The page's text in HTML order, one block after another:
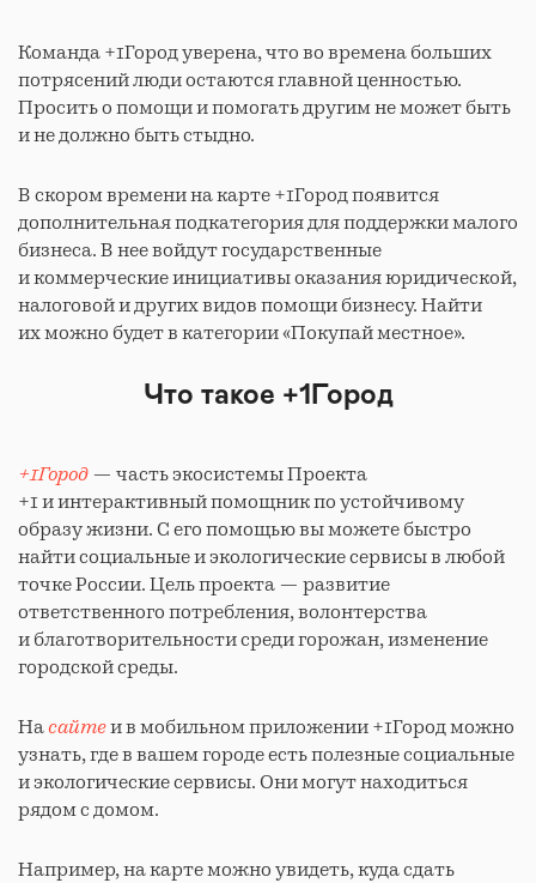
Команда +1Город уверена, что во времена больших
потрясений люди остаются главной ценностью.
Просить о помощи и помогать другим не может быть
и не должно быть стыдно.
В скором времени на карте +1Город появится
дополнительная подкатегория для поддержки малого
бизнеса. В нее войдут государственные
и коммерческие инициативы оказания юридической,
налоговой и других видов помощи бизнесу. Найти
их можно будет в категории «Покупай местное».
Что такое +1Город
+1Город — часть экосистемы Проекта
+1 и интерактивный помощник по устойчивому
образу жизни. С его помощью вы можете быстро
найти социальные и экологические сервисы в любой
точке России. Цель проекта — развитие
ответственного потребления, волонтерства
и благотворительности среди горожан, изменение
городской среды.
Насайтеи в мобильном приложении +1Город можно
узнать, где в вашем городе есть полезные социальные
и экологические сервисы. Они могут находиться
рядом с домом.
Например, на карте можно увидеть, куда сдать